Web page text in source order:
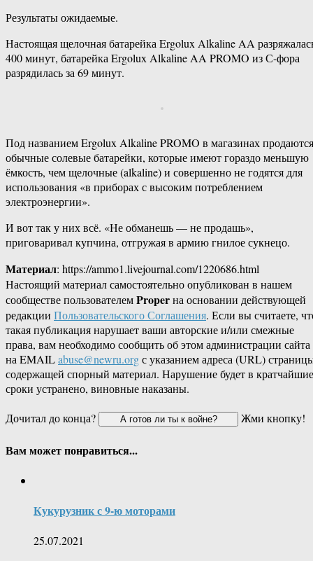
Результаты ожидаемые.
Настоящая щелочная батарейка Ergolux Alkaline AA
400 минут, батарейка Ergolux Alkaline AA PROMO из С-фора
разрядилась за 69 минут.
Под названием Ergolux Alkaline PROMO в магазинах продаются
обычные солевые батарейки, которые имеют гораздо меньшую
ёмкость, чем щелочные (alkaline) и совершенно не годятся для
использования «в приборах с высоким потреблением
электроэнергии».
И вот так у них всё. «Не обманешь — не продашь»,
приговаривал купчина, отгружая в армию гнилое сукнецо.
Материал: https://ammo1.livejournal.com/1220686.html
Настоящий материал самостоятельно опубликован в нашем
сообществе пользователемProperна основании действующей
редакции Пользовательского Соглашения. Если вы считаете,
такая публикация нарушает ваши авторские и/или смежные
права, вам необходимо сообщить об этом администрации сайта
на EMAILabuse@newru.orgс указанием адреса (URL)
содержащей спорный материал. Нарушение будет в кратчайшие
сроки устранено, виновные наказаны.
Дочитал до конца?
Жми кнопку!
Вам может понравиться...
Кукурузник с 9-ю моторами
25.07.2021